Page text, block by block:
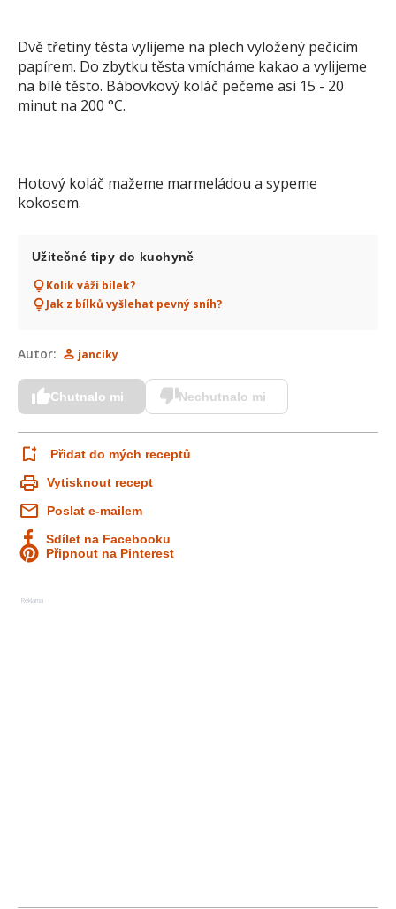
Dvě třetiny těsta vylijeme na plech vyložený pečicím
papírem. Do zbytku těsta vmícháme kakao a vylijeme
na bílé těsto. Bábovkový koláč pečeme asi 15 - 20
minut na 200 °C.
Hotový koláč mažeme marmeládou a sypeme
kokosem.
Užitečné tipy do kuchyně
Kolik váží bílek?
Jak z bílků vyšlehat pevný sníh?
Autor: janciky
Chutnalo mi Nechutnalo mi
Přidat do mých receptů
Vytisknout recept
Poslat e-mailem
Sdílet na Facebooku
Připnout na Pinterest
Reklama